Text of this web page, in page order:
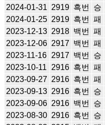
2024-01-31 2919 흑번 승
2024-01-25 2919 흑번 패
2023-12-13 2918 백번 패
2023-12-06 2917 백번 패
2023-11-16 2917 백번 승
2023-10-11
2916 흑번 패
2023-09-27 2916 흑번 패
2023-09-13 2916 흑번 승
2023-09-06 2916 백번 승
2023-08-30 2916 흑번 승